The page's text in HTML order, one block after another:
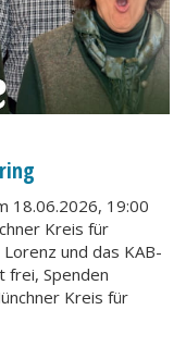
18.06.2026, 19:00
Kreis für
und das KAB-
frei, Spenden
Kreis für